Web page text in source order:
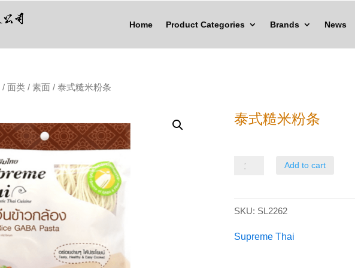
Home Product Categories Brands News
/ 面类 /素面 / 泰式糙米粉条
泰式糙米粉条
米
Add to cart
SKU: SL2262
Supreme Thai